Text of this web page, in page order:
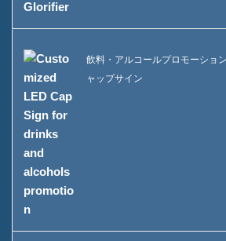
飲料・アルコールプロモーショ
ャップサイン